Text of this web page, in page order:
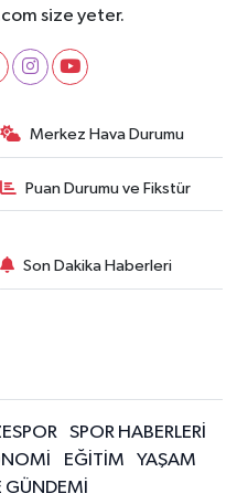
size yeter.
Merkez Hava Durumu
Puan Durumu ve Fikstür
Son Dakika Haberleri
SPOR HABERLERİ
EĞİTİM
YAŞAM
GÜNDEMİ